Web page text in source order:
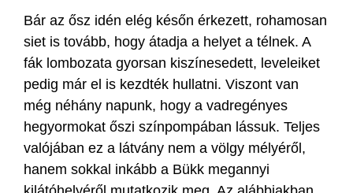
Bár az ősz idén elég későn érkezett, rohamosan
siet is tovább, hogy átadja a helyet a télnek. A
fák lombozata gyorsan kiszínesedett, leveleiket
pedig már el is kezdték hullatni. Viszont van
még néhány napunk, hogy a vadregényes
hegyormokat őszi színpompában lássuk. Teljes
valójában ez a látvány nem a völgy mélyéről,
hanem sokkal inkább a Bükk megannyi